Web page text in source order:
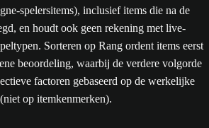
spelersitems), inclusief items die na de
en houdt ook geen rekening met live-
Sorteren op Rang ordent items eerst
beoordeling, waarbij de verdere volgorde
factoren gebaseerd op de werkelijke
op itemkenmerken).